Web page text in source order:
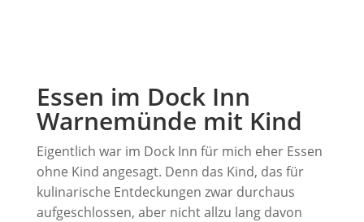
Essen im Dock Inn
Warnemünde mit Kind
Eigentlich war im Dock Inn für mich eher Essen
ohne Kind angesagt. Denn das Kind, das für
kulinarische Entdeckungen zwar durchaus
aufgeschlossen, aber nicht allzu lang davon